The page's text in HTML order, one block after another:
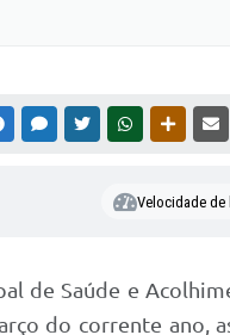
FACEBOOKMESSENGER
TWITTERWHATSAPP
Velocidade de
de Saúde e
do corrente ano,